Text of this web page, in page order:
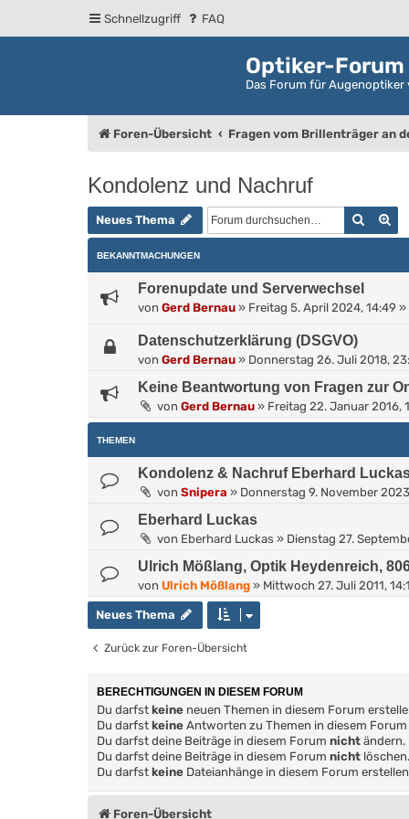
Schnellzugriff FAQ
Optiker-Forum
Das Forum für
Foren-Übersicht Fragen vom Brillenträger an
Kondolenz und Nachruf
Neues Thema Suche
BEKANNTMACHUNGEN
Forenupdate und Serverwechsel
von Gerd Bernau » Freitag 5. April 2024, 14:49 »
Datenschutzerklärung (DSGVO)
von Gerd Bernau » Donnerstag 26. Juli 2018,
Keine Beantwortung von Fragen zur
von Gerd Bernau » Freitag 22. Januar 2016,
THEMEN
Kondolenz & Nachruf Eberhard
von Snipera » Donnerstag 9. November
Eberhard Luckas
von Eberhard Luckas » Dienstag 27.
Ulrich Mößlang, Optik Heydenreich,
von Ulrich Mößlang » Mittwoch 27. Juli 2011,
Neues Thema
Zurück zur Foren-Übersicht
BERECHTIGUNGEN IN DIESEM FORUM
Du darfst keine neuen Themen in diesem Forum
Du darfst keine Antworten zu Themen in diesem Forum
Du darfst deine Beiträge in diesem Forum nicht ändern.
Du darfst deine Beiträge in diesem Forum nicht löschen.
Du darfst keine Dateianhänge in diesem Forum
Foren-Übersicht